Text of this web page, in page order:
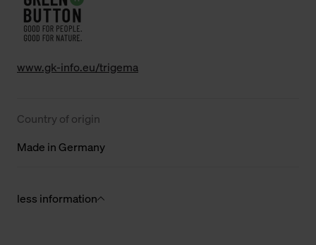
www.gk-info.eu/trigema
Country of origin
Made in Germany
less information